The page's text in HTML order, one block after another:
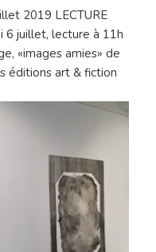
2019 LECTURE
6 juillet, lecture à 11h
«images amies» de
éditions art & fiction